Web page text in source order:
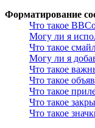
Форматирование
Что такое
Могу ли я
Что такое
Могу ли я
Что такое
Что такое
Что такое
Что такое
Что такое